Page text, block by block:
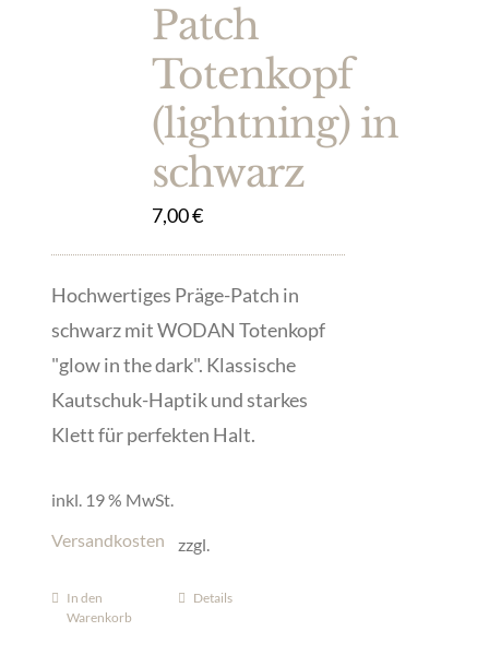
Patch
Totenkopf
(lightning) in
schwarz
7,00€
Hochwertiges Präge-Patch in
schwarz mit WODAN Totenkopf
"glow in the dark". Klassische
Kautschuk-Haptik und starkes
Klett für perfekten Halt.
inkl. 19 % MwSt.
zzgl.
Versandkosten
In den
Warenkorb
Details